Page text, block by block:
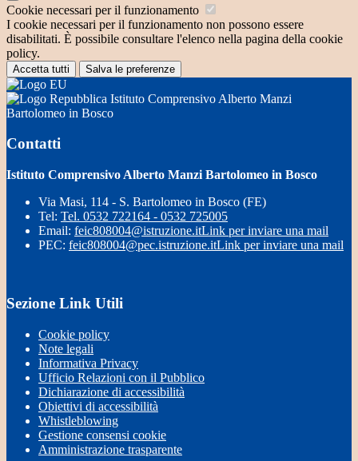
Cookie necessari per il funzionamento
I cookie necessari per il funzionamento non possono essere
disabilitati. È possibile consultare l'elenco nella pagina della cookie
policy.
Accetta tutti Salva le preferenze
Istituto Comprensivo Alberto Manzi
Bartolomeo in Bosco
Contatti
Istituto Comprensivo Alberto Manzi Bartolomeo in Bosco
Via Masi, 114 - S. Bartolomeo in Bosco (FE)
Tel: Tel. 0532 722164 - 0532 725005
Email: feic808004@istruzione.itLink per inviare una mail
PEC: feic808004@pec.istruzione.itLink per inviare una mail
Sezione Link Utili
Cookie policy
Note legali
Informativa Privacy
Ufficio Relazioni con il Pubblico
Dichiarazione di accessibilità
Obiettivi di accessibilità
Whistleblowing
Gestione consensi cookie
Amministrazione trasparente